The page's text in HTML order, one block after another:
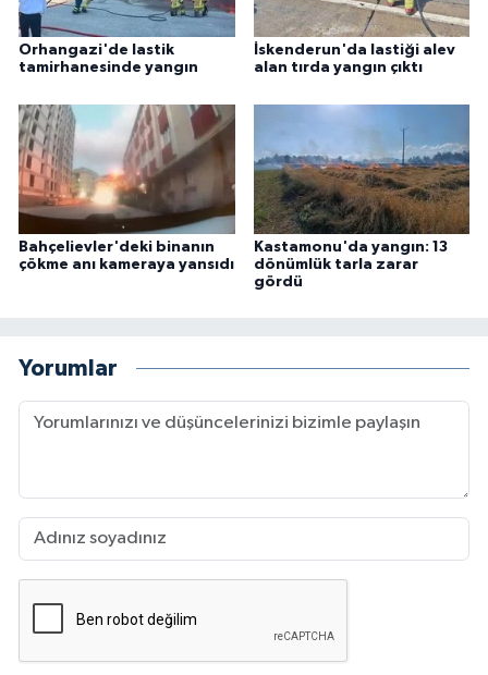
Orhangazi'de lastik
tamirhanesinde yangın
İskenderun'da lastiği alev
alan tırda yangın çıktı
Bahçelievler'deki binanın
çökme anı kameraya yansıdı
Kastamonu'da yangın: 13
dönümlük tarla zarar
gördü
Yorumlar